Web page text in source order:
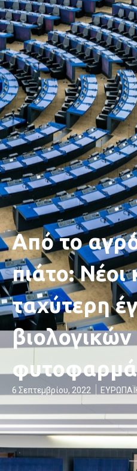
Από το
πιάτο: Νέοι
ταχύτερη
βιολογικών
6 Σεπτεμβρίου, 2022